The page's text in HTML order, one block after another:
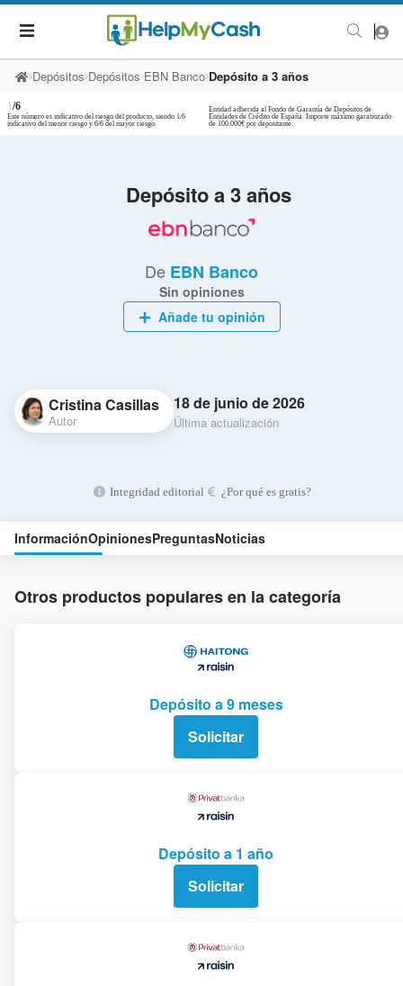
Depósitos Depósitos EBN Banco Depósito a 3 años
/6
Este número es indicativo del riesgo del producto, siendo 1/6
indicativo del menor riesgo y 6/6 del mayor riesgo.
Entidad adherida al Fondo de Garantía de Depósitos de
Entidades de Crédito de España. Importe máximo garantizado
de 100.000€ por depositante.
Depósito a 3 años
De EBN Banco
Sin opiniones
Añade tu opinión
Cristina Casillas
Autor
18 de junio de 2026
Última actualización
Integridad editorial ¿Por qué es gratis?
InformaciónOpinionesPreguntasNoticias
Otros productos populares en la categoría
Depósito a 9 meses
Solicitar
Depósito a 1 año
Solicitar